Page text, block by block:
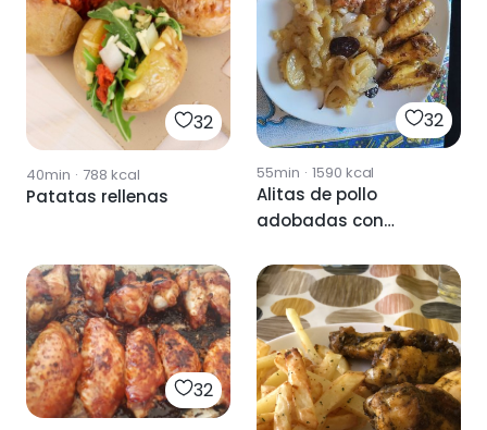
32
40min · 788 kcal
Patatas rellenas
32
55min · 1590 kcal
Alitas de pollo
adobadas con
32